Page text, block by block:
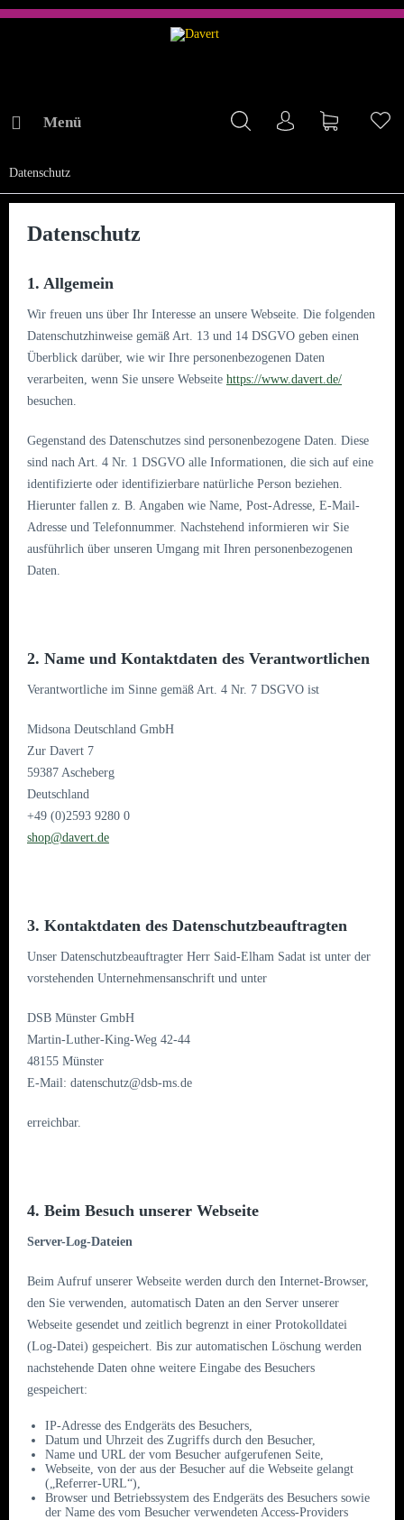
Menü Mein KontoWarenkorb
Datenschutz
Datenschutz
Datenschutz
1. Allgemein
Wir freuen uns über Ihr Interesse an unsere Webseite. Die folgenden
Datenschutzhinweise gemäß Art. 13 und 14 DSGVO geben einen
Überblick darüber, wie wir Ihre personenbezogenen Daten
verarbeiten, wenn Sie unsere Webseite https://www.davert.de/
besuchen.
Gegenstand des Datenschutzes sind personenbezogene Daten. Diese
sind nach Art. 4 Nr. 1 DSGVO alle Informationen, die sich auf eine
identifizierte oder identifizierbare natürliche Person beziehen.
Hierunter fallen z. B. Angaben wie Name, Post-Adresse, E-Mail-
Adresse und Telefonnummer. Nachstehend informieren wir Sie
ausführlich über unseren Umgang mit Ihren personenbezogenen
Daten.
2. Name und Kontaktdaten des Verantwortlichen
Verantwortliche im Sinne gemäß Art. 4 Nr. 7 DSGVO ist
Midsona Deutschland GmbH
Zur Davert 7
59387 Ascheberg
Deutschland
+49 (0)2593 9280 0
shop@davert.de
3. Kontaktdaten des Datenschutzbeauftragten
Unser Datenschutzbeauftragter Herr Said-Elham Sadat ist unter der
vorstehenden Unternehmensanschrift und unter
DSB Münster GmbH
Martin-Luther-King-Weg 42-44
48155 Münster
E-Mail: datenschutz@dsb-ms.de
erreichbar.
4. Beim Besuch unserer Webseite
Server-Log-Dateien
Beim Aufruf unserer Webseite werden durch den Internet-Browser,
den Sie verwenden, automatisch Daten an den Server unserer
Webseite gesendet und zeitlich begrenzt in einer Protokolldatei
(Log-Datei) gespeichert. Bis zur automatischen Löschung werden
nachstehende Daten ohne weitere Eingabe des Besuchers
gespeichert:
IP-Adresse des Endgeräts des Besuchers,
Datum und Uhrzeit des Zugriffs durch den Besucher,
Name und URL der vom Besucher aufgerufenen Seite,
Webseite, von der aus der Besucher auf die Webseite gelangt
(„Referrer-URL“),
Browser und Betriebssystem des Endgeräts des Besuchers sowie
der Name des vom Besucher verwendeten Access-Providers